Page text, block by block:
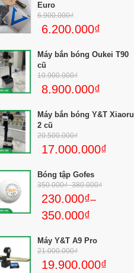
Euro
6.900.000₫
6.200.000₫
Máy bắn bóng Oukei T90
cũ
10.900.000₫
8.900.000₫
Máy bắn bóng Y&T Xiaoru
2 cũ
20.500.000₫
17.000.000₫
Bóng tập Gofes
350.000₫–380.000₫
230.000₫–
350.000₫
Máy Y&T A9 Pro
21.000.000₫
19.900.000₫